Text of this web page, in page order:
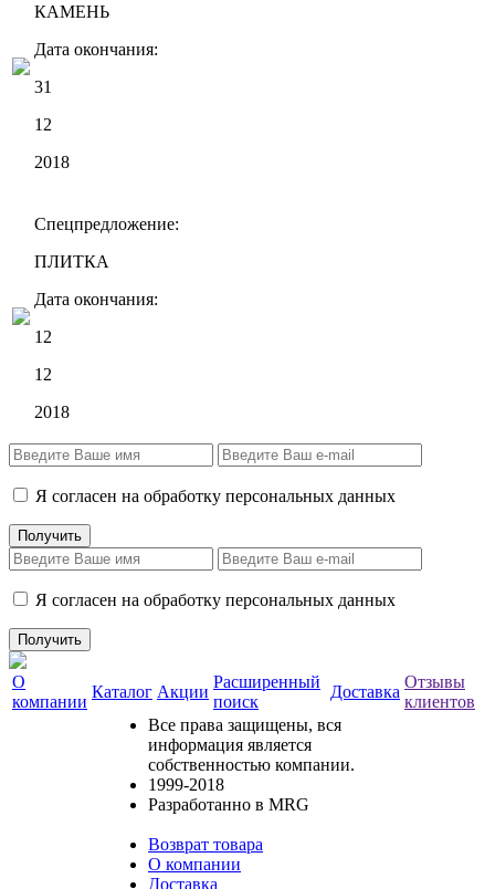
КАМЕНЬ
Дата окончания:
31
12
2018
Спецпредложение:
ПЛИТКА
Дата окончания:
12
12
2018
Я согласен на обработку персональных данных
Я согласен на обработку персональных данных
О
компании
Каталог Акции
Расширенный
поиск
Доставка
Отзывы
клиентов
Все права защищены, вся
информация является
собственностью компании.
1999-2018
Разработанно в MRG
Возврат товара
О компании
Доставка